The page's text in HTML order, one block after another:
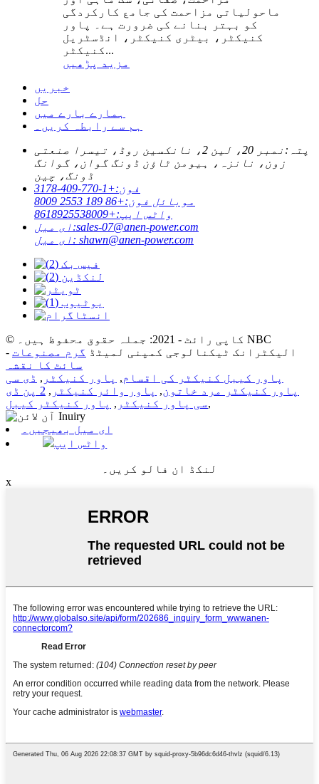
ماحولیاتی مزاحمت کی جامع کارکردگی
کو بہتر بنانے کی ضرورت ہے۔ پاور
کنیکٹر، بیٹری کنیکٹر، انڈسٹریل
کنیکٹر...
مزید پڑھیں
خبریں
حل
ہمارے بارے میں
ہم سے رابطہ کریں۔
پتہ:
نمبر 20، لین 2، نانکسین روڈ، تیسرا صنعتی
زون، نانزہ، ہیومن ٹاؤن ڈونگ گوان، گوانگ
ڈونگ، چین
فون:+1-770-409-3178
موبائل فون:+86 189 2553 8009
واٹس ایپ:+8618925538009
ای میل:sales-07@anen-power.com
ای میل: shawn@anen-power.com
© کاپی رائٹ - 2021: جملہ حقوق محفوظ ہیں۔ NBC
الیکٹرانک ٹیکنالوجی کمپنی لمیٹڈ گرم مصنوعات -
سائٹ کا نقشہ
پاور کیبل کنیکٹر کی اقسام, پاور کنیکٹر , ڈی سی
پاور کنیکٹر مرد خاتون, پاور وائر کنیکٹر ,
2 پن ڈی
سی پاور کنیکٹر , پاور کنیکٹر کیبل ,
ای میل بھیجیں۔
واٹس ایپ
لنکڈ ان فالو کریں۔
x